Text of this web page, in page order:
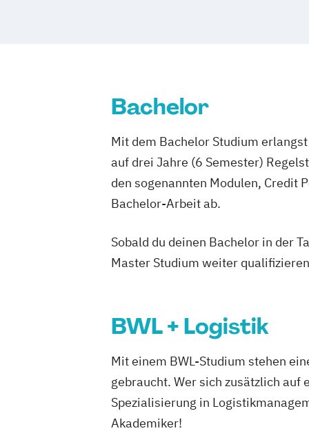
Bachelor
Mit dem Bachelor Studium
auf drei Jahre (6 Semester)
den sogenannten Modulen, Credit
Bachelor-Arbeit ab.
Sobald du deinen Bachelor in der
Master Studium weiter
BWL + Logistik
Mit einem BWL-Studium stehen
gebraucht. Wer sich zusätzlich
Spezialisierung in
Akademiker!